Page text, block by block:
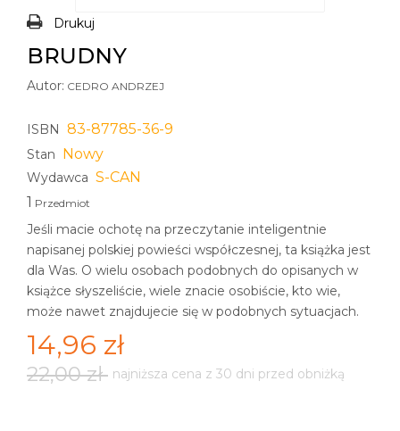
Drukuj
BRUDNY
Autor: CEDRO ANDRZEJ
ISBN 83-87785-36-9
Stan Nowy
Wydawca S-CAN
1 Przedmiot
Jeśli macie ochotę na przeczytanie inteligentnie
napisanej polskiej powieści współczesnej, ta książka jest
dla Was. O wielu osobach podobnych do opisanych w
książce słyszeliście, wiele znacie osobiście, kto wie,
może nawet znajdujecie się w podobnych sytuacjach.
14,96 zł
22,00 zł najniższa cena z 30 dni przed obniżką